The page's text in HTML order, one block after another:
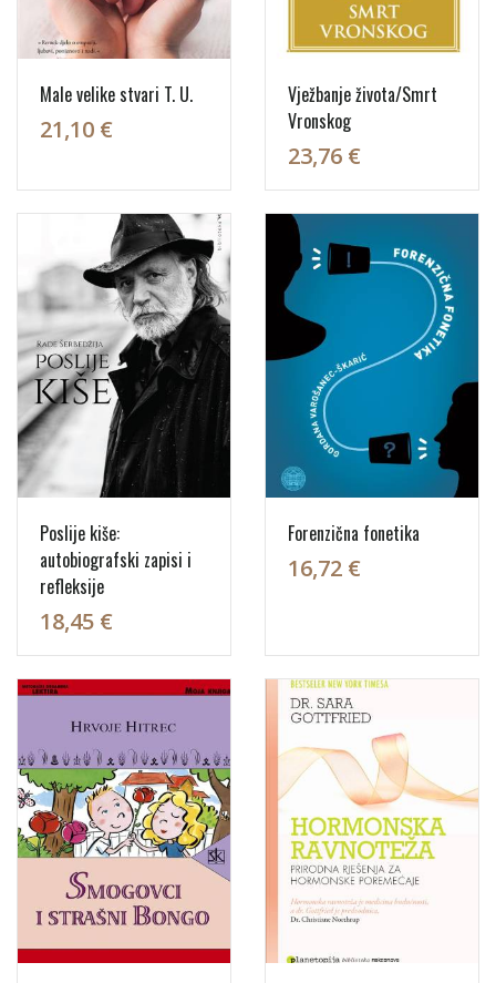
Male velike stvari T. U.
21,10 €
Vježbanje života/Smrt
Vronskog
23,76 €
Poslije kiše:
autobiografski zapisi i
refleksije
18,45 €
Forenzična fonetika
16,72 €